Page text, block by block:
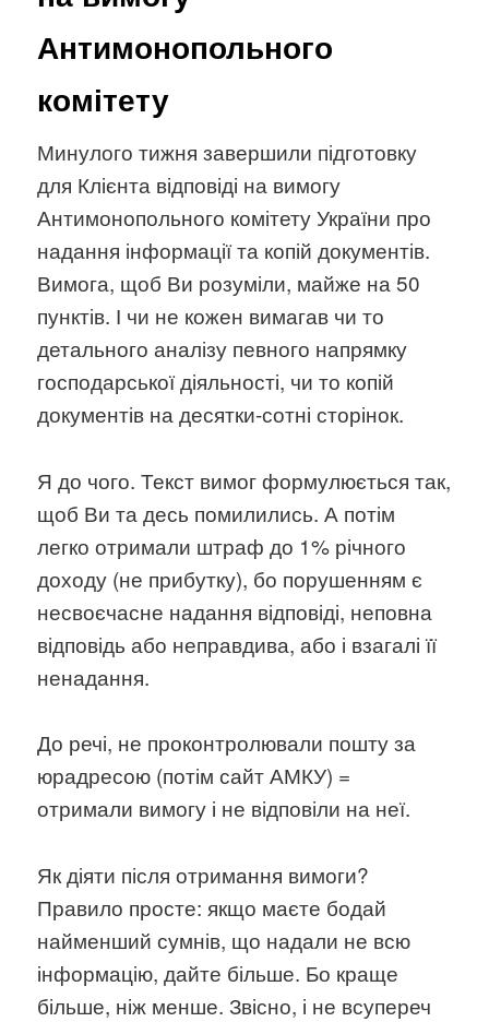
Антимонопольного
комітету
Минулого тижня завершили підготовку
для Клієнта відповіді на вимогу
Антимонопольного комітету України про
надання інформації та копій документів.
Вимога, щоб Ви розуміли, майже на 50
пунктів. І чи не кожен вимагав чи то
детального аналізу певного напрямку
господарської діяльності, чи то копій
документів на десятки-сотні сторінок.
Я до чого. Текст вимог формулюється так,
щоб Ви та десь помилились. А потім
легко отримали штраф до 1% річного
доходу (не прибутку), бо порушенням є
несвоєчасне надання відповіді, неповна
відповідь або неправдива, або і взагалі її
ненадання.
До речі, не проконтролювали пошту за
юрадресою (потім сайт АМКУ) =
отримали вимогу і не відповіли на неї.
Як діяти після отримання вимоги?
Правило просте: якщо маєте бодай
найменший сумнів, що надали не всю
інформацію, дайте більше. Бо краще
більше, ніж менше. Звісно, і не всупереч